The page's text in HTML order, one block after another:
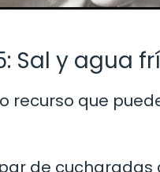
Sal y agua
recurso que
de cucharadas